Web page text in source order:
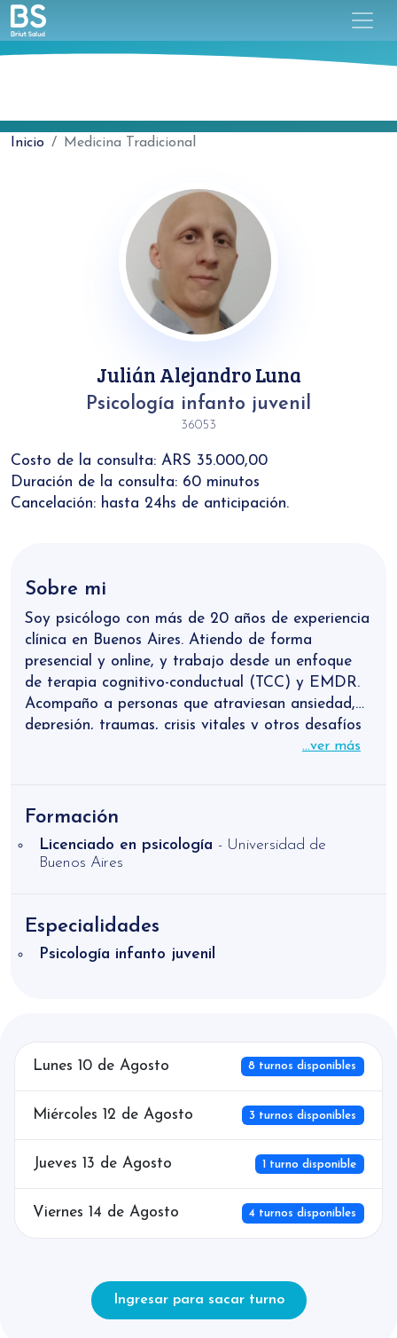
Inicio Medicina Tradicional
Julián Alejandro Luna
Psicología infanto juvenil
36053
Costo de la consulta: ARS 35.000,00
Duración de la consulta: 60 minutos
Cancelación: hasta 24hs de anticipación.
Sobre mi
Soy psicólogo con más de 20 años de experiencia
clínica en Buenos Aires. Atiendo de forma
presencial y online, y trabajo desde un enfoque
de terapia cognitivo-conductual (TCC) y EMDR.
Acompaño a personas que atraviesan ansiedad,
depresión, traumas, crisis vitales y otros desafíos
emocionales, con el objetivo de aliviar el malestar
encontrar herramientas concretas para que
...ver más
Formación
Licenciado en psicología - Universidad de
Buenos Aires
Especialidades
Psicología infanto juvenil
Lunes 10 de Agosto 8 turnos disponibles
Miércoles 12 de Agosto 3 turnos disponibles
Jueves 13 de Agosto 1 turno disponible
Viernes 14 de Agosto 4 turnos disponibles
Ingresar para sacar turno